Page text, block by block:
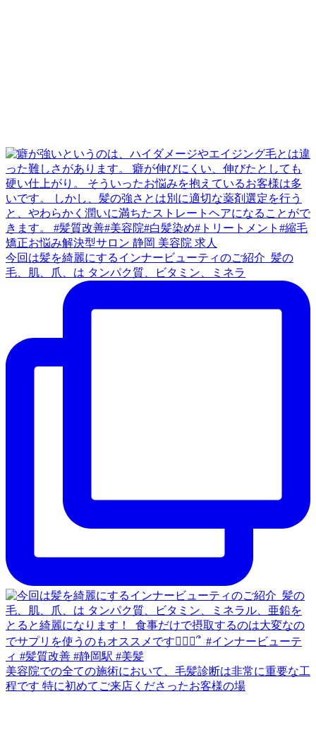
今回は髪を綺麗にするインナービューティのご紹介 ⁡ 髪の
毛、肌、爪、は タンパク質、ビタミン、ミネラ
美容院での全ての施術において、毛髪診断は非常に重要な工
程です 特に初めてご来店くださったお客様の場